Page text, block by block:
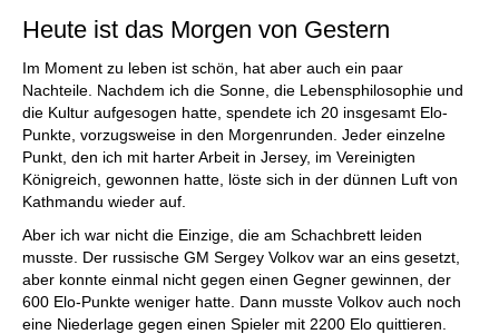
Heute ist das Morgen von Gestern
Im Moment zu leben ist schön, hat aber auch ein paar
Nachteile. Nachdem ich die Sonne, die Lebensphilosophie und
die Kultur aufgesogen hatte, spendete ich 20 insgesamt Elo-
Punkte, vorzugsweise in den Morgenrunden. Jeder einzelne
Punkt, den ich mit harter Arbeit in Jersey, im Vereinigten
Königreich, gewonnen hatte, löste sich in der dünnen Luft von
Kathmandu wieder auf.
Aber ich war nicht die Einzige, die am Schachbrett leiden
musste. Der russische GM Sergey Volkov war an eins gesetzt,
aber konnte einmal nicht gegen einen Gegner gewinnen, der
600 Elo-Punkte weniger hatte. Dann musste Volkov auch noch
eine Niederlage gegen einen Spieler mit 2200 Elo quittieren.